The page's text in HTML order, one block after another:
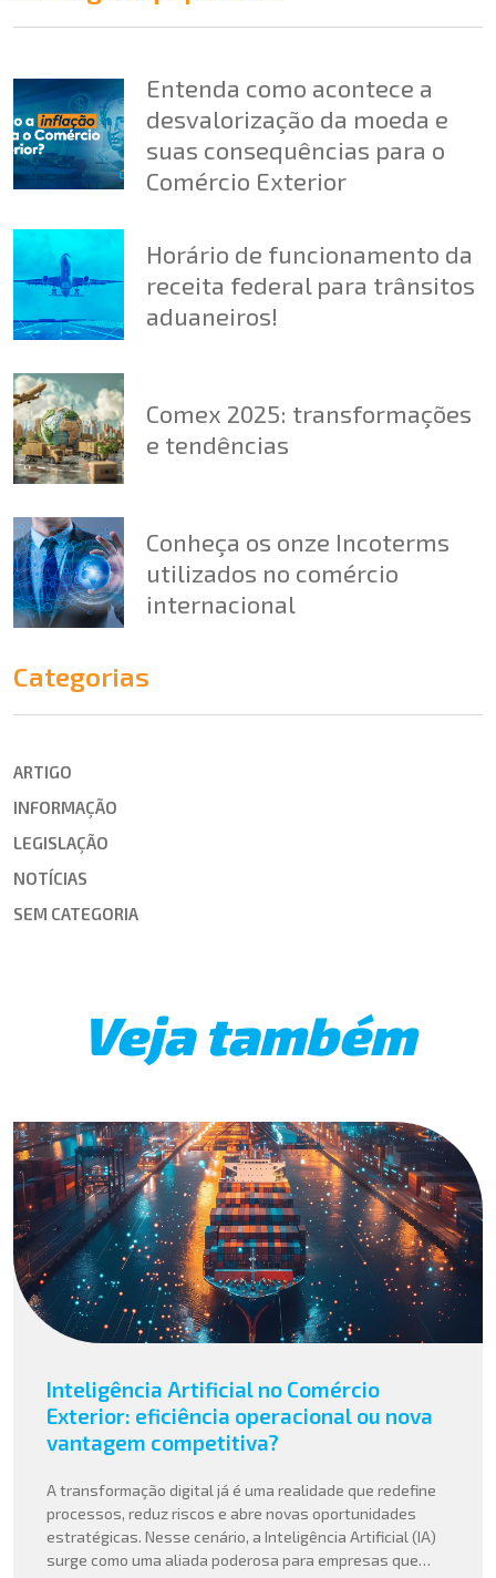
Entenda como acontece a
desvalorização da moeda e
suas consequências para o
Comércio Exterior
Horário de funcionamento da
receita federal para trânsitos
aduaneiros!
Comex 2025: transformações
e tendências
Conheça os onze Incoterms
utilizados no comércio
internacional
Categorias
ARTIGO
INFORMAÇÃO
LEGISLAÇÃO
NOTÍCIAS
SEM CATEGORIA
Veja também
Inteligência Artificial no Comércio
Exterior: eficiência operacional ou nova
vantagem competitiva?
A transformação digital já é uma realidade que redefine
processos, reduz riscos e abre novas oportunidades
estratégicas. Nesse cenário, a Inteligência Artificial (IA)
surge como uma aliada poderosa para empresas que